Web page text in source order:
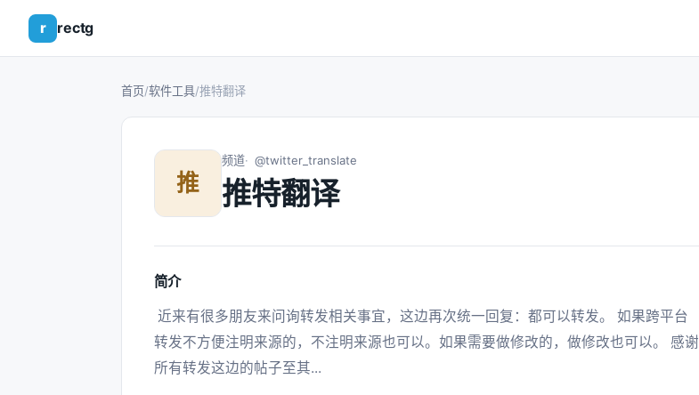
r rectg
首页/软件工具/推特翻译
推
频道 @twitter_translate
推特翻译
简介
转发不方便注明来源的，不注明来源也可以。如果需要做修改的，做修改也可以。 感谢
所有转发这边的帖子至其...